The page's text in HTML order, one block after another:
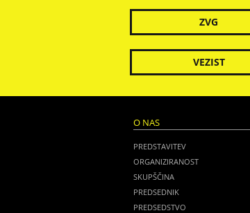
ZVG
VEZIST
O NAS
PREDSTAVITEV
ORGANIZIRANOST
SKUPŠČINA
PREDSEDNIK
PREDSEDSTVO